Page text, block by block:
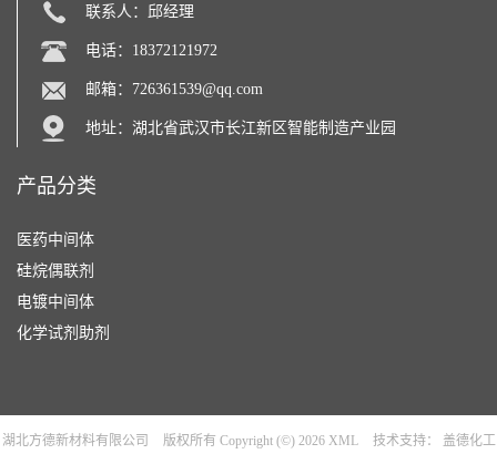
联系人：邱经理
电话：18372121972
邮箱： 726361539@qq.com
地址：湖北省武汉市长江新区智能制造产业园
产品分类
医药中间体
硅烷偶联剂
电镀中间体
化学试剂助剂
湖北方德新材料有限公司 版权所有 Copyright (©) 2026 XML 技术支持： 盖德化工